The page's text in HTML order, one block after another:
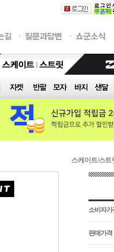
스케이트/스트
소비자가
판매가격